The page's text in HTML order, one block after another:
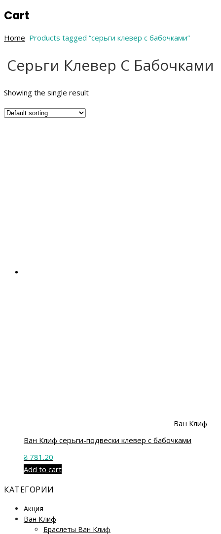
Cart
Home Products tagged “серьги клевер с бабочками”
Серьги Клевер С Бабочками
Showing the single result
Ван Клиф
Ван Клиф серьги-подвески клевер с бабочками
₴ 781.20
Add to cart
КАТЕГОРИИ
Акция
Ван Клиф
Браслеты Ван Клиф